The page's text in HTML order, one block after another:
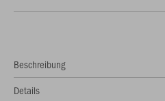
Beschreibung
Details